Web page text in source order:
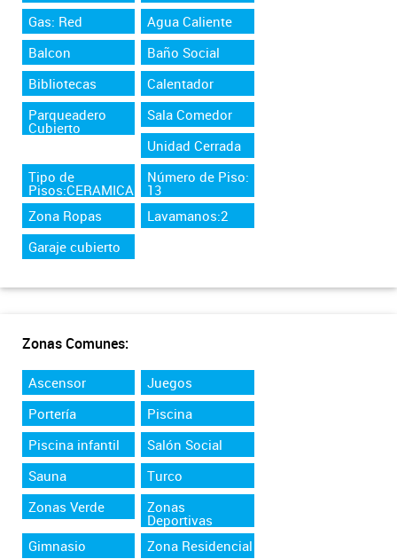
Gas: Red
Agua Caliente
Balcon
Baño Social
Bibliotecas
Calentador
Parqueadero
Cubierto
Sala Comedor
Unidad Cerrada
Tipo de
Pisos:CERAMICA
Número de Piso:
13
Zona Ropas
Lavamanos:2
Garaje cubierto
Zonas Comunes:
Ascensor
Juegos
Portería
Piscina
Piscina infantil
Salón Social
Sauna
Turco
Zonas Verde
Zonas
Deportivas
Gimnasio
Zona Residencial